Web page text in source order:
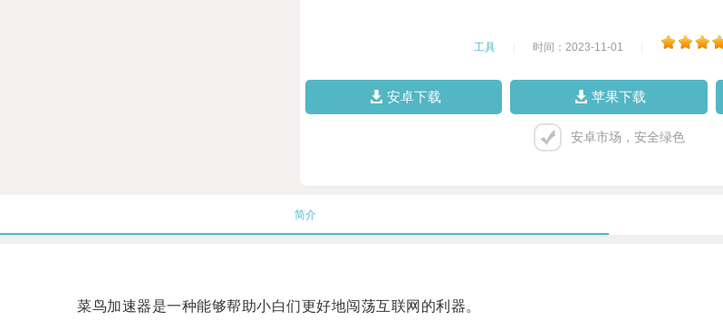
工具 时间：2023-11-01
安卓下载 苹果下载
安卓市场，安全绿色
简介
菜鸟加速器是一种能够帮助小白们更好地闯荡互联网的利器。